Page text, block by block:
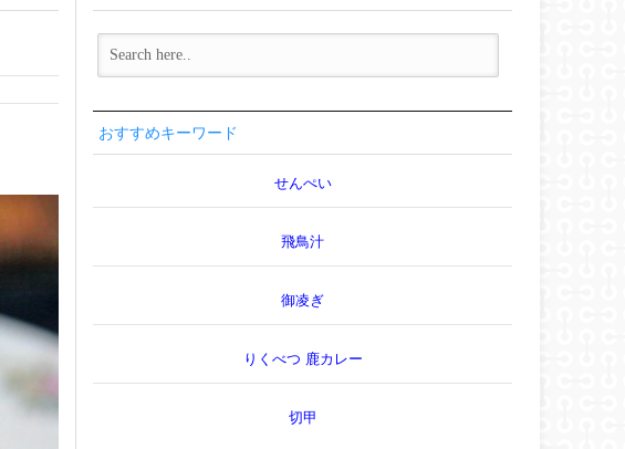
おすすめキーワード
せんぺい
飛鳥汁
御凌ぎ
りくべつ 鹿カレー
切甲